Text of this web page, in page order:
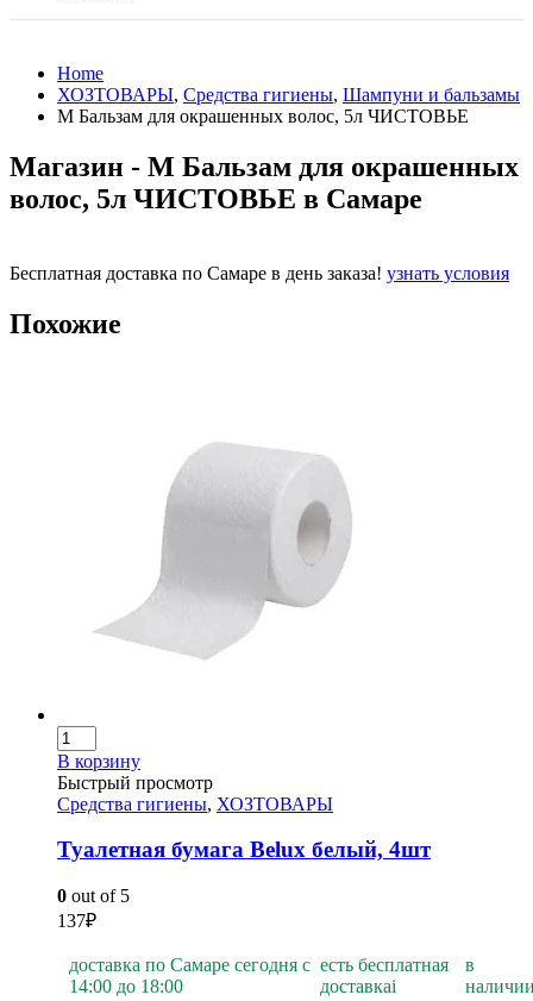
Home
ХОЗТОВАРЫ, Средства гигиены, Шампуни и бальзамы
М Бальзам для окрашенных волос, 5л ЧИСТОВЬЕ
Магазин - М Бальзам для окрашенных
волос, 5л ЧИСТОВЬЕ в Самаре
Бесплатная доставка по Самаре в день заказа! узнать условия
Похожие
В корзину
Быстрый просмотр
Средства гигиены, ХОЗТОВАРЫ
Туалетная бумага Belux белый, 4шт
0 out of 5
137₽
доставка по Самаре сегодня с
14:00 до 18:00
есть бесплатная
доставкаi
в